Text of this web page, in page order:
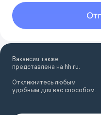
Вакансия также
представлена на hh.ru.
Откликнитесь любым
удобным для вас способом.